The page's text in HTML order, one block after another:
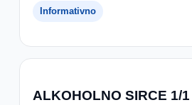
Informativno
ALKOHOLNO SIRCE 1/1